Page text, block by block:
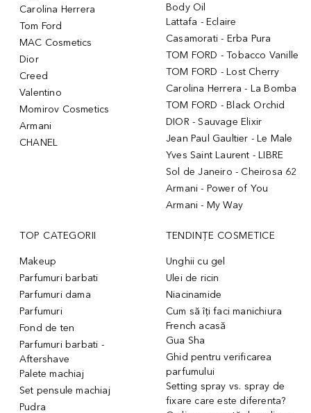
Carolina Herrera
Tom Ford
MAC Cosmetics
Dior
Creed
Valentino
Momirov Cosmetics
Armani
CHANEL
Body Oil
Lattafa - Eclaire
Casamorati - Erba Pura
TOM FORD - Tobacco Vanille
TOM FORD - Lost Cherry
Carolina Herrera - La Bomba
TOM FORD - Black Orchid
DIOR - Sauvage Elixir
Jean Paul Gaultier - Le Male
Yves Saint Laurent - LIBRE
Sol de Janeiro - Cheirosa 62
Armani - Power of You
Armani - My Way
TOP CATEGORII
Makeup
Parfumuri barbati
Parfumuri dama
Parfumuri
Fond de ten
Parfumuri barbati -
Aftershave
Palete machiaj
Set pensule machiaj
Pudra
TENDINȚE COSMETICE
Unghii cu gel
Ulei de ricin
Niacinamide
Cum să îți faci manichiura
French acasă
Gua Sha
Ghid pentru verificarea
parfumului
Setting spray vs. spray de
fixare care este diferenta?